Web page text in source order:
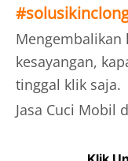
#
Mengembalikan
kesayangan,
tinggal klik saja.
Jasa Cuci Mobil